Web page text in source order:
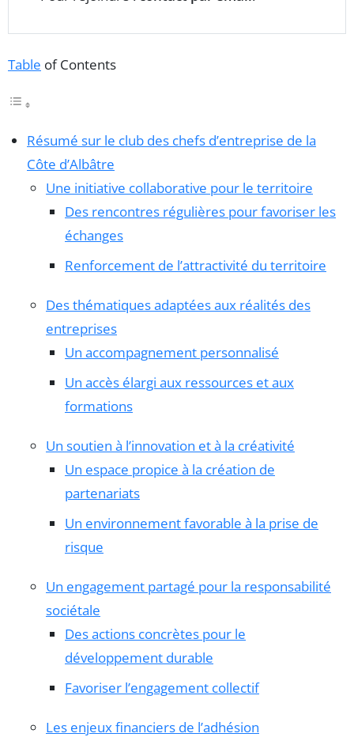
Table of Contents
Résumé sur le club des chefs d’entreprise de la
Côte d’Albâtre
Une initiative collaborative pour le territoire
Des rencontres régulières pour favoriser les
échanges
Renforcement de l’attractivité du territoire
Des thématiques adaptées aux réalités des
entreprises
Un accompagnement personnalisé
Un accès élargi aux ressources et aux
formations
Un soutien à l’innovation et à la créativité
Un espace propice à la création de
partenariats
Un environnement favorable à la prise de
risque
Un engagement partagé pour la responsabilité
sociétale
Des actions concrètes pour le
développement durable
Favoriser l’engagement collectif
Les enjeux financiers de l’adhésion